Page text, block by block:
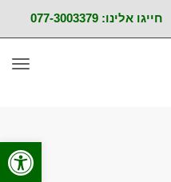
פתח
חייגו אלינו: 077-3003379